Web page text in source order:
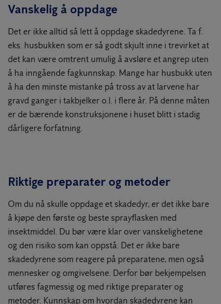
Vanskelig å oppdage
Det er ikke alltid så lett å oppdage skadedyrene. Ta f.
eks. husbukken som er så godt skjult inne i trevirket at
det kan være omtrent umulig å avsløre et angrep uten
å ha inngående fagkunnskap. Mange har husbukk uten
å ha den minste mistanke på tross av at larvene har
gravd ganger i takbjelker o.l. i flere år. På denne måten
er de bærende konstruksjonene i huset blitt i stadig
dårligere forfatning.
Riktige preparater og metoder
Om du nå skulle oppdage et skadedyr, er det ikke bare
å kjøpe den første og beste sprayflasken med
insektmiddel. Du bør være klar over vanskelighetene
og den risiko som kan oppstå. Det er ikke bare
skadedyrene som reagere på preparatene, men også
mennesker og omgivelsene. Derfor bør bekjempelsen
utføres fagmessig og med riktige preparater og
metoder. Kunnskap om hvordan skadedyrene kan